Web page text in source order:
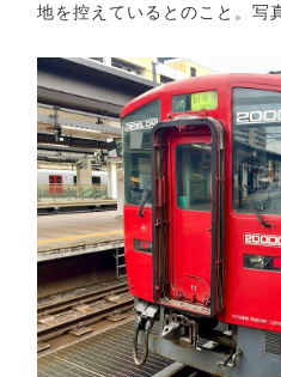
地を控えているとのこと。写